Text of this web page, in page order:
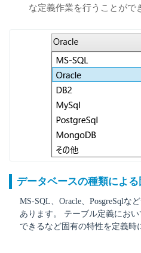
な定義作業を行うことがで
データベースの種類によ
MS-SQL、Oracle、PosgreSqlな
あります。 テーブル定義にお
できるなど固有の特性を定義時